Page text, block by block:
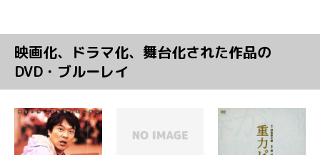
映画化、ドラマ化、舞台化された作品の
DVD・ブルーレイ